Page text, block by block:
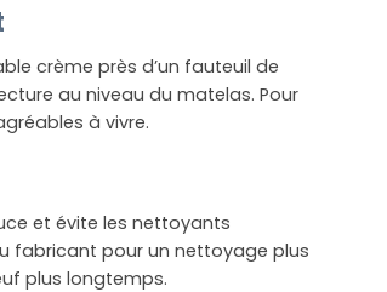
crème près d’un fauteuil de
au niveau du matelas. Pour
à vivre.
et évite les nettoyants
fabricant pour un nettoyage plus
plus longtemps.